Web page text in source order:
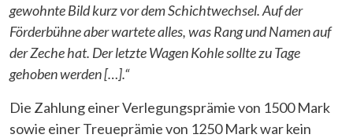
gewohnte Bild kurz vor dem Schichtwechsel. Auf der
Förderbühne aber wartete alles, was Rang und Namen auf
der Zeche hat. Der letzte Wagen Kohle sollte zu Tage
gehoben werden […].“
Die Zahlung einer Verlegungsprämie von 1500 Mark
sowie einer Treueprämie von 1250 Mark war kein